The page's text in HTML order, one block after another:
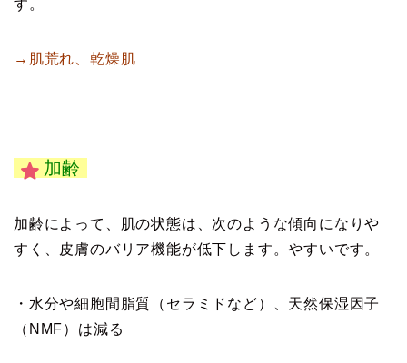
す。
→肌荒れ、乾燥肌
加齢
加齢によって、肌の状態は、次のような傾向になりや
すく、皮膚のバリア機能が低下します。やすいです。
・水分や細胞間脂質（セラミドなど）、天然保湿因子
（NMF）は減る